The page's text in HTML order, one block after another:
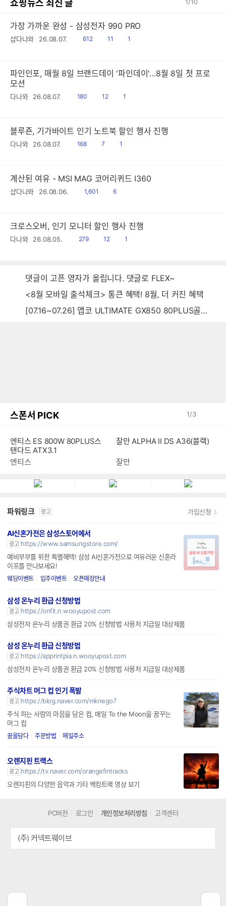
쇼핑뉴스 최신 글
가장 가까운 완성 - 삼성전자 990 PRO
샵다나와 26.08.07.
읽
612
공
11
댓1
파인인포, 매월 8일 브랜드데이 '파인데이'…8월 8일 첫 프로
모션
다나와 26.08.07.
읽
180
공
12
댓1
블루죤, 기가바이트 인기 노트북 할인 행사 진행
다나와 26.08.07.
읽
168
공
7
댓1
계산된 여유 - MSI MAG 코어리퀴드 I360
샵다나와 26.08.06.
읽
1,601
공
6
크로스오버, 인기 모니터 할인 행사 진행
다나와 26.08.05.
읽
279
공
12
댓1
댓글이 고픈 영자가 올립니다. 댓글로 FLEX~
<8월 모바일 출석체크> 통큰 혜택! 8월, 더 커진 혜택
[07.16~07.26] 앱코 ULTIMATE GX850 80PLUS골드 풀모듈러 ATX3.0 블랙
스폰서 PICK 1/3
엔티스 ES 800W 80PLUS스
탠다드 ATX3.1
엔티스
잘만 ALPHA II DS A36(블랙)
잘만
파워링크 광고 가입신청
AI신혼가전은 삼성스토어에서
광고 https://www.samsungstore.com/
예비부부를 위한 특별혜택! 삼성 AI신혼가전으로 여유러운 신혼라
이프를 만나보세요!
웨딩이벤트 입주이벤트 오픈매장안내
삼성 온누리 환급 신청방법
광고 https://onfit.n.wooyupost.com
삼성전자 온누리 상품권 환급 20% 신청방법 사용처 지급일 대상제품
삼성 온누리 환급 신청방법
광고 https://apprintpia.n.wooyupost.com
삼성전자 온누리 상품권 환급 20% 신청방법 사용처 지급일 대상제품
주식차트 머그 컵 인기 폭발
광고 https://blog.naver.com/mknego7
주식 하는 사람의 마음을 담은 컵, 매일 To the Moon을 꿈꾸는
머그 컵
꿈을담다 주문방법 메일주소
오렌지핀 트랙스
광고 https://tv.naver.com/orangefintracks
오렌지핀의 다양한 음악과 기타 백킹트랙 영상 보기
PC버전 로그인 개인정보처리방침 고객센터
(주) 커넥트웨이브